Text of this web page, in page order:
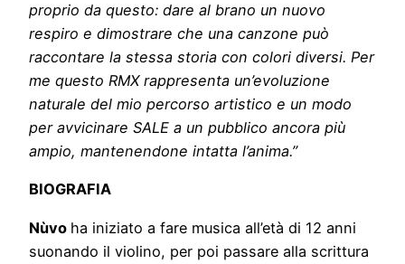
proprio da questo: dare al brano un nuovo
respiro e dimostrare che una canzone può
raccontare la stessa storia con colori diversi. Per
me questo RMX rappresenta un’evoluzione
naturale del mio percorso artistico e un modo
per avvicinare SALE a un pubblico ancora più
ampio, mantenendone intatta l’anima.”
BIOGRAFIA
Nùvo ha iniziato a fare musica all’età di 12 anni
suonando il violino, per poi passare alla scrittura